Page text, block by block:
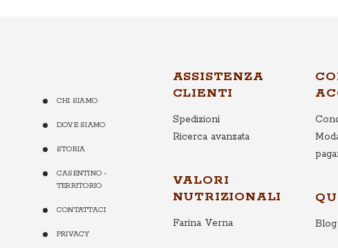
CHI SIAMO
DOVE SIAMO
STORIA
CASENTINO -
TERRITORIO
CONTATTACI
PRIVACY
ASSISTENZA
CLIENTI
Spedizioni
Ricerca avanzata
VALORI
NUTRIZIONALI
Farina Verna Blog